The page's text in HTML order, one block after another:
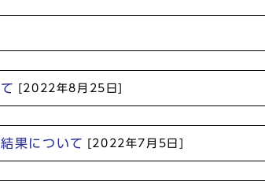
[2022年8月25日]
果について [2022年7月5日]